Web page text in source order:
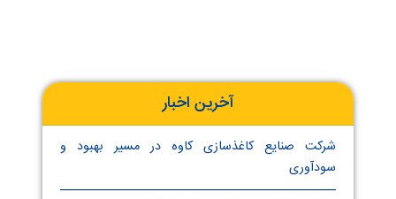
آخرین اخبار
شرکت صنایع کاغذسازی کاوه در مسیر بهبود و
سودآوری